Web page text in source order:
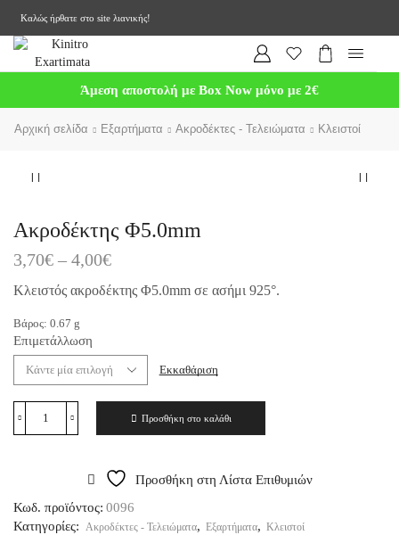
Καλώς ήρθατε στο site λιανικής!
Άμεση αποστολή με Box Now μόνο με 2€
Αρχική σελίδα Εξαρτήματα Ακροδέκτες - Τελειώματα Κλειστοί
Ακροδέκτης Φ5.0mm
3,70€ – 4,00€
Κλειστός ακροδέκτης Φ5.0mm σε ασήμι 925°.
Βάρος: 0.67 g
Επιμετάλλωση
Εκκαθάριση
Προσθήκη στο καλάθι
Προσθήκη στη Λίστα Επιθυμιών
Κωδ. προϊόντος: 0096
Κατηγορίες: Ακροδέκτες - Τελειώματα, Εξαρτήματα, Κλειστοί